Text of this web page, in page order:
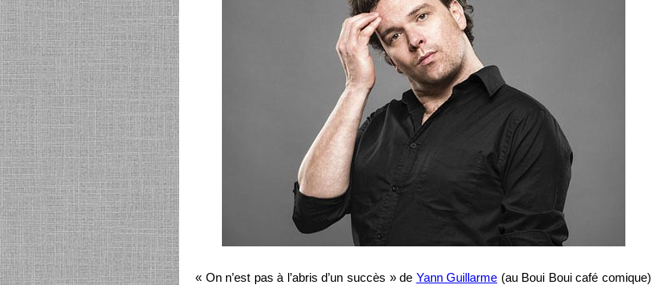
« On n’est pas à l’abris d’un succès » de Yann Guillarme (au Boui Boui café comique)